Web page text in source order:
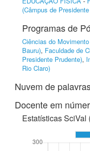
(Câmpus de
Programas de
Ciências do Movimento
Bauru), Faculdade de
Presidente Prudente),
Rio Claro)
Nuvem de
Docente em
Estatísticas SciVal